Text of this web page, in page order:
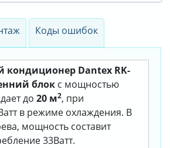
Коды ошибок
кондиционер Dantex RK-
блок с мощностью
до 20 м2, при
в режиме охлаждения. В
мощность составит
33Ватт.